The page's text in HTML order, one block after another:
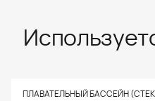
ПЛАВАТЕЛЬНЫЙ БАССЕЙН